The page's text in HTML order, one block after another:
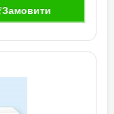
Замовити